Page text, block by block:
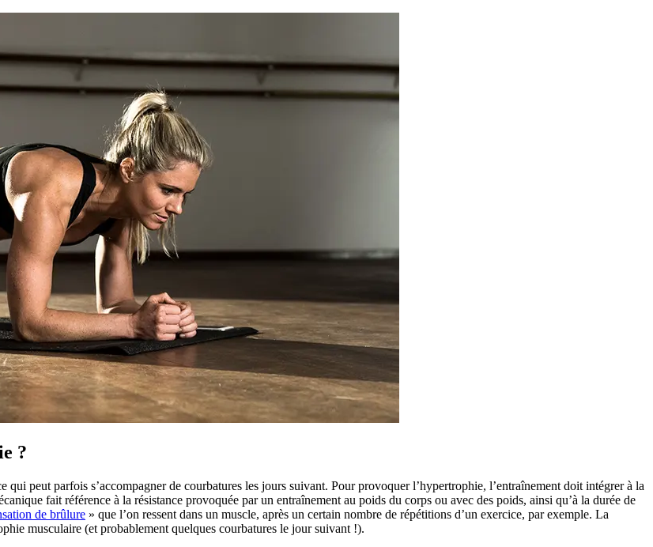
?
qui peut parfois s’accompagner de courbatures les jours suivant. Pour provoquer l’hypertrophie, l’entraînement doit intégrer à la
fait référence à la résistance provoquée par un entraînement au poids du corps ou avec des poids, ainsi qu’à la durée de
de brûlure » que l’on ressent dans un muscle, après un certain nombre de répétitions d’un exercice, par exemple. La
musculaire (et probablement quelques courbatures le jour suivant !).